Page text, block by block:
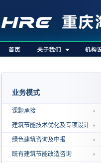
业务模式
课题承接
建筑节能技术优化及专项设计
绿色建筑咨询及申报
既有建筑节能改造咨询